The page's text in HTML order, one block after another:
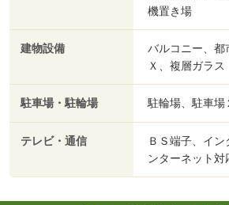
機置き場
建物設備
バルコニー、都
Ｘ、複層ガラス
駐車場・駐輪場 駐輪場、駐車場
テレビ・通信
ＢＳ端子、イ
ンターネット対